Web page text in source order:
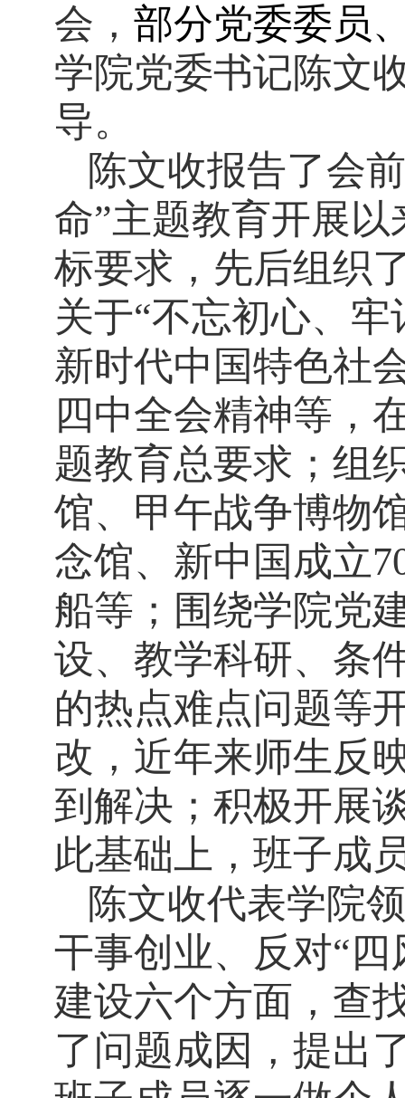
会， 部分党委委员
学院党委书记陈文
导。
陈文收报告了会
命”主题教育开展
标要求，先后组织
关于“不忘初心、
新时代中国特色社
四中全会精神等，
题教育总要求；组
馆、甲午战争博物
念馆、新中国成立
船等；围绕学院党
设、教学科研、条
的热点难点问题等
改，近年来师生反
到解决；积极开展
此基础上，班子成
陈文收代表学院
干事创业、反对“
建设六个方面，查
了问题成因，提出